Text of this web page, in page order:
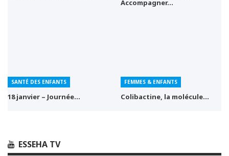
Accompagner…
SANTÉ DES ENFANTS
18 janvier – Journée…
FEMMES & ENFANTS
Colibactine, la molécule…
ESSEHA TV